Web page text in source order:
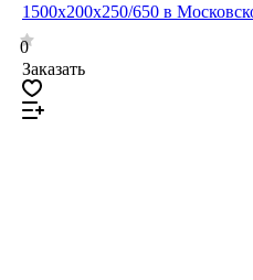
1500х200х250/650 в
0
Заказать